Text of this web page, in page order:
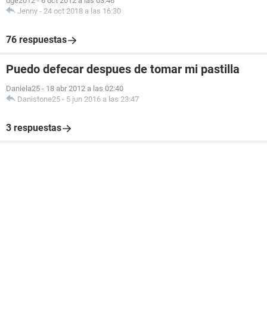
Jenny - 24 oct 2018 a las 16:30
76 respuestas
Puedo defecar despues de tomar mi pastilla
Daniela25 - 18 abr 2012 a las 02:40
Danistone25 - 5 jun 2016 a las 23:47
3 respuestas